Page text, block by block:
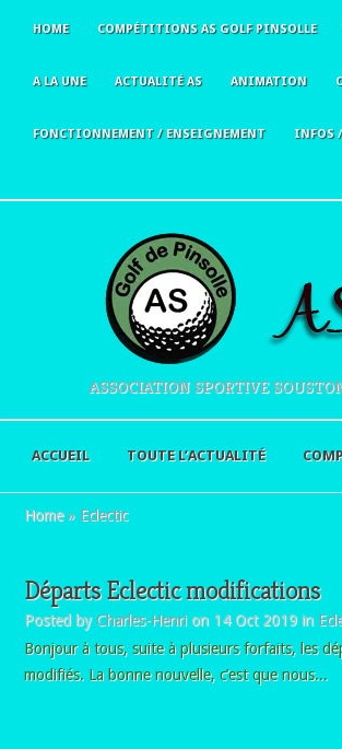
HOME COMPÉTITIONS AS GOLF PINSOLLE
A LA UNE ACTUALITÉ AS ANIMATION
FONCTIONNEMENT / ENSEIGNEMENT INFOS
ASSOCIATION SPORTIVE
ACCUEIL TOUTE L’ACTUALITÉ
Home » Eclectic
Départs Eclectic modifications
Posted byCharles-Henrion 14 Oct 2019 in
Bonjour à tous, suite à plusieurs forfaits, les
modifiés. La bonne nouvelle, c’est que nous...